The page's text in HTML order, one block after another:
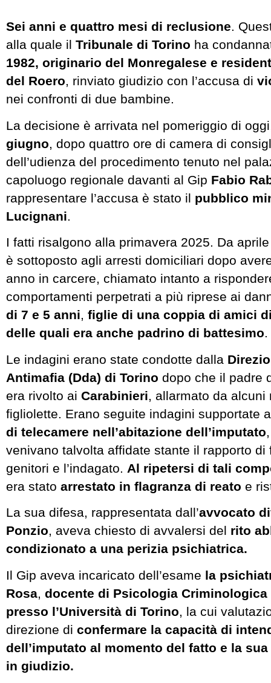
Sei anni e quattro mesi di reclusione.
alla quale il Tribunale di Torino ha
1982, originario del Monregalese e
del Roero, rinviato giudizio con l’accusa di
nei confronti di due bambine.
La decisione è arrivata nel pomeriggio di
giugno , dopo quattro ore di camera di
dell’udienza del procedimento tenuto nel
capoluogo regionale davanti al Gip Fabio
rappresentare l’accusa è stato il pubblico
Lucignani
I fatti risalgono alla primavera 2025. Da
è sottoposto agli arresti domiciliari dopo
anno in carcere, chiamato intanto a
comportamenti perpetrati a più riprese ai
di 7 e 5 anni, figlie di una coppia di amici
delle quali era anche padrino di battesimo.
Le indagini erano state condotte dalla
Antimafia (Dda) di Torino dopo che il padre
era rivolto ai Carabinieri, allarmato da alcuni
figliolette. Erano seguite indagini supportate
di telecamere nell’abitazione dell’imputato
venivano talvolta affidate stante il rapporto di
genitori e l’indagato. Al ripetersi di tali
era stato arrestato in flagranza di reato e
La sua difesa, rappresentata dall’avvocato
Ponzio, aveva chiesto di avvalersi del rito
condizionato a una perizia psichiatrica.
Il Gip aveva incaricato dell’esame la
Rosa, docente di Psicologia Criminologica
presso l’Università di Torino, la cui
direzione di confermare la capacità di
dell’imputato al momento del fatto e la
in giudizio.